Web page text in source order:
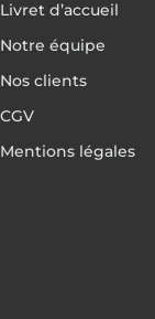
Livret d’accueil
Notre équipe
Nos clients
CGV
Mentions légales